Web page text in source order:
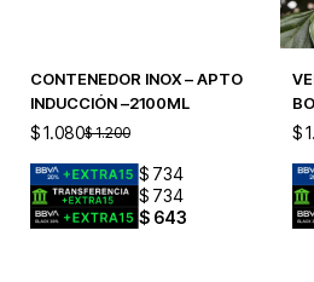
CONTENEDOR INOX – APTO
INDUCCIÓN –2100ML
$1.080$ 1.200
$ 734
$ 734
$ 643
$